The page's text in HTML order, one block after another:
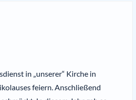
in „unserer“ Kirche in
feiern. Anschließend